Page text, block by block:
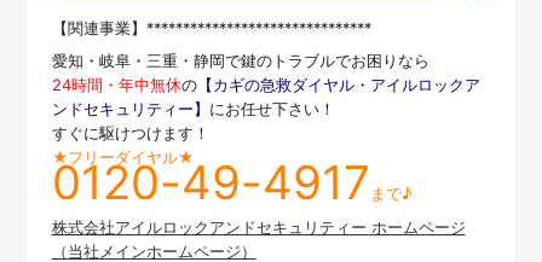
【関連事業】*******************************
愛知・岐阜・三重・静岡で鍵のトラブルでお困りなら
24時間・年中無休の【カギの急救ダイヤル・アイルロックア
ンドセキュリティー】 にお任せ下さい！
すぐに駆けつけます！
★フリーダイヤル★
0120-49-4917 まで♪
株式会社アイルロックアンドセキュリティー ホームページ
（当社メインホームページ）